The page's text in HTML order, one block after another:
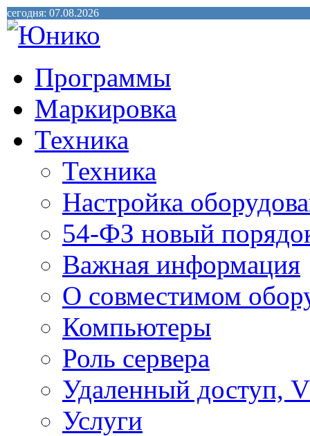
сегодня: 07.08.2026
Программы
Маркировка
Техника
Техника
Настройка
54-ФЗ новый
Важная информация
О совместимом
Компьютеры
Роль сервера
Удаленный доступ,
Услуги